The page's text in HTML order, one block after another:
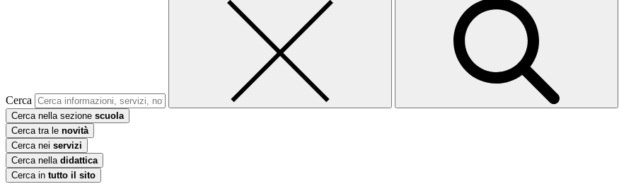
Cerca
Cerca nella sezione scuola
Cerca tra le novità
Cerca nei servizi
Cerca nella didattica
Cerca in tutto il sito